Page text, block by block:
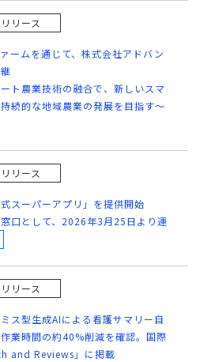
リース
ームを通じて、株式会社アドバン
ト農業技術の融合で、新しいスマ
続的な地域農業の発展を目指す～
リース
スーパーアプリ」を提供開始
口として、2026年3月25日より運
リース
ス型生成AIによる看護サマリー自
業時間の約40%削減を確認。国際
and Reviews」に掲載